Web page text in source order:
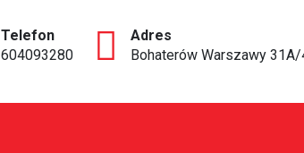
604093280 Bohaterów Warszawy 31A/